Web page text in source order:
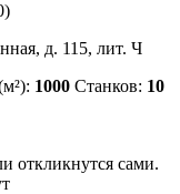
д. 115, лит. Ч
1000 Станков: 10
откликнутся сами.